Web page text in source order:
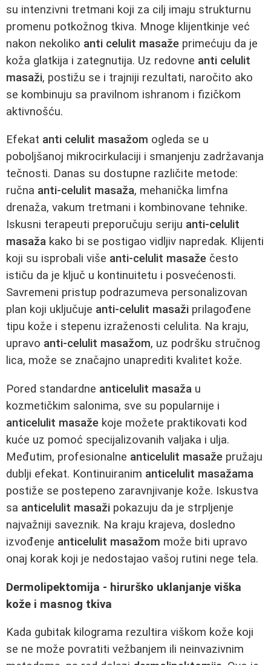
su intenzivni tretmani koji za cilj imaju strukturnu
promenu potkožnog tkiva. Mnoge klijentkinje već
nakon nekoliko anti celulit masaže primećuju da je
koža glatkija i zategnutija. Uz redovne anti celulit
masaži, postižu se i trajniji rezultati, naročito ako
se kombinuju sa pravilnom ishranom i fizičkom
aktivnošću.
Efekat anti celulit masažom ogleda se u
poboljšanoj mikrocirkulaciji i smanjenju zadržavanja
tečnosti. Danas su dostupne različite metode:
ručna anti-celulit masaža, mehanička limfna
drenaža, vakum tretmani i kombinovane tehnike.
Iskusni terapeuti preporučuju seriju anti-celulit
masaža kako bi se postigao vidljiv napredak. Klijenti
koji su isprobali više anti-celulit masaže često
ističu da je ključ u kontinuitetu i posvećenosti.
Savremeni pristup podrazumeva personalizovan
plan koji uključuje anti-celulit masaži prilagođene
tipu kože i stepenu izraženosti celulita. Na kraju,
upravo anti-celulit masažom, uz podršku stručnog
lica, može se značajno unaprediti kvalitet kože.
Pored standardne anticelulit masaža u
kozmetičkim salonima, sve su popularnije i
anticelulit masaže koje možete praktikovati kod
kuće uz pomoć specijalizovanih valjaka i ulja.
Međutim, profesionalne anticelulit masaže pružaju
dublji efekat. Kontinuiranim anticelulit masažama
postiže se postepeno zaravnjivanje kože. Iskustva
sa anticelulit masaži pokazuju da je strpljenje
najvažniji saveznik. Na kraju krajeva, dosledno
izvođenje anticelulit masažom može biti upravo
onaj korak koji je nedostajao vašoj rutini nege tela.
Dermolipektomija - hirurško uklanjanje viška
kože i masnog tkiva
Kada gubitak kilograma rezultira viškom kože koji
se ne može povratiti vežbanjem ili neinvazivnim